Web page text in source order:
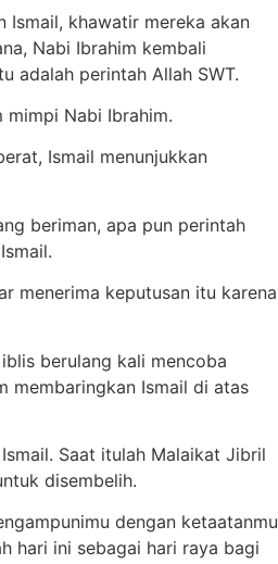
Ismail, khawatir mereka akan
Nabi Ibrahim kembali
adalah perintah Allah SWT.
mimpi Nabi Ibrahim.
Ismail menunjukkan
beriman, apa pun perintah
menerima keputusan itu karena
berulang kali mencoba
membaringkan Ismail di atas
Saat itulah Malaikat Jibril
disembelih.
dengan ketaatanmu
hari ini sebagai hari raya bagi